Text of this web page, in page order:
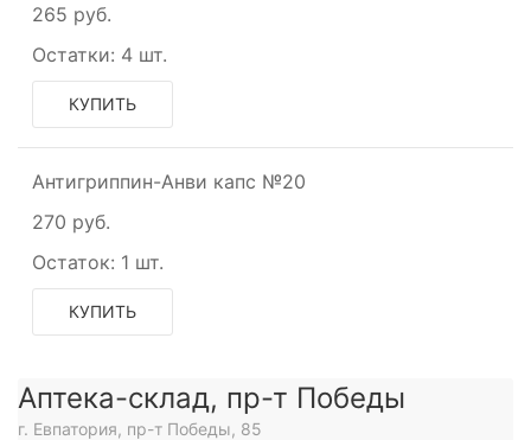
265 руб.
Остатки: 4 шт.
КУПИТЬ
Антигриппин-Анви капс №20
270 руб.
Остаток: 1 шт.
КУПИТЬ
Аптека-склад, пр-т Победы
г. Евпатория, пр-т Победы, 85